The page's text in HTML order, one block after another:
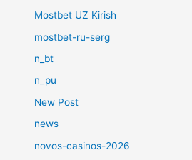
Mostbet UZ Kirish
mostbet-ru-serg
n_bt
n_pu
New Post
news
novos-casinos-2026